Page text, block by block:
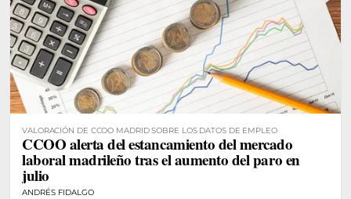
VALORACIÓN DE CCOO MADRID SOBRE LOS DATOS DE EMPLEO
CCOO alerta del estancamiento del mercado
laboral madrileño tras el aumento del paro en
julio
ANDRÉS FIDALGO